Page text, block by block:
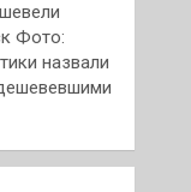
Фото:
назвали